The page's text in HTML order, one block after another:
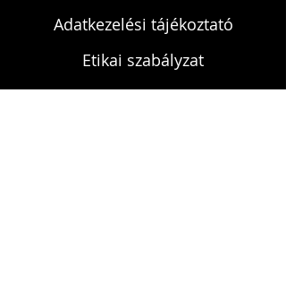
Adatkezelési tájékoztató
Etikai szabályzat
Fegyelmi szabályzat